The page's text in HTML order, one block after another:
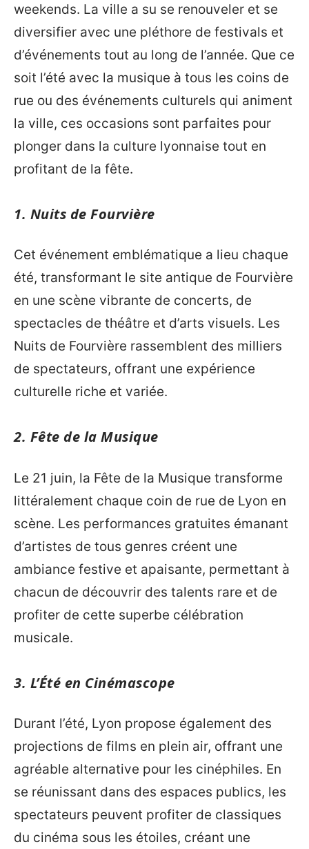
weekends. La ville a su se renouveler et se
diversifier avec une pléthore de festivals et
d’événements tout au long de l’année. Que ce
soit l’été avec la musique à tous les coins de
rue ou des événements culturels qui animent
la ville, ces occasions sont parfaites pour
plonger dans la culture lyonnaise tout en
profitant de la fête.
1. Nuits de Fourvière
Cet événement emblématique a lieu chaque
été, transformant le site antique de Fourvière
en une scène vibrante de concerts, de
spectacles de théâtre et d’arts visuels. Les
Nuits de Fourvière rassemblent des milliers
de spectateurs, offrant une expérience
culturelle riche et variée.
2. Fête de la Musique
Le 21 juin, la Fête de la Musique transforme
littéralement chaque coin de rue de Lyon en
scène. Les performances gratuites émanant
d’artistes de tous genres créent une
ambiance festive et apaisante, permettant à
chacun de découvrir des talents rare et de
profiter de cette superbe célébration
musicale.
3. L’Été en Cinémascope
Durant l’été, Lyon propose également des
projections de films en plein air, offrant une
agréable alternative pour les cinéphiles. En
se réunissant dans des espaces publics, les
spectateurs peuvent profiter de classiques
du cinéma sous les étoiles, créant une